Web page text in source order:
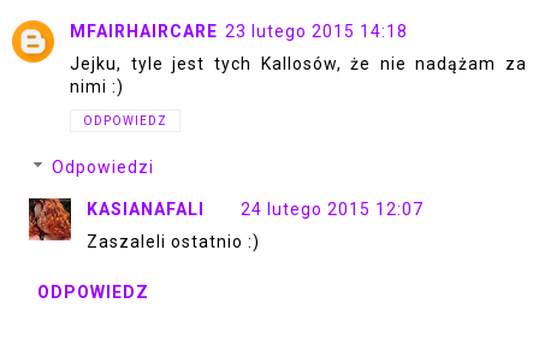
MFAIRHAIRCARE 23 lutego 2015 14:18
Jejku, tyle jest tych Kallosów, że nie nadążam za
nimi :)
ODPOWIEDZ
Odpowiedzi
KASIANAFALI
24 lutego 2015 12:07
Zaszaleli ostatnio :)
ODPOWIEDZ